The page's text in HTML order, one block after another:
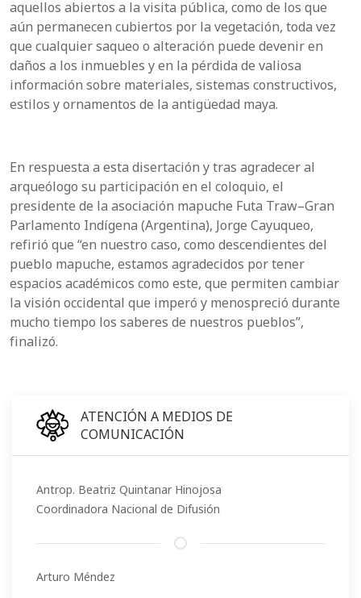
aquellos abiertos a la visita pública, como de los que
aún permanecen cubiertos por la vegetación, toda vez
que cualquier saqueo o alteración puede devenir en
daños a los inmuebles y en la pérdida de valiosa
información sobre materiales, sistemas constructivos,
estilos y ornamentos de la antigüedad maya.
En respuesta a esta disertación y tras agradecer al
arqueólogo su participación en el coloquio, el
presidente de la asociación mapuche Futa Traw–Gran
Parlamento Indígena (Argentina), Jorge Cayuqueo,
refirió que “en nuestro caso, como descendientes del
pueblo mapuche, estamos agradecidos por tener
espacios académicos como este, que permiten cambiar
la visión occidental que imperó y menospreció durante
mucho tiempo los saberes de nuestros pueblos”,
finalizó.
ATENCIÓN A MEDIOS DE
COMUNICACIÓN
Antrop. Beatriz Quintanar Hinojosa
Coordinadora Nacional de Difusión
Arturo Méndez